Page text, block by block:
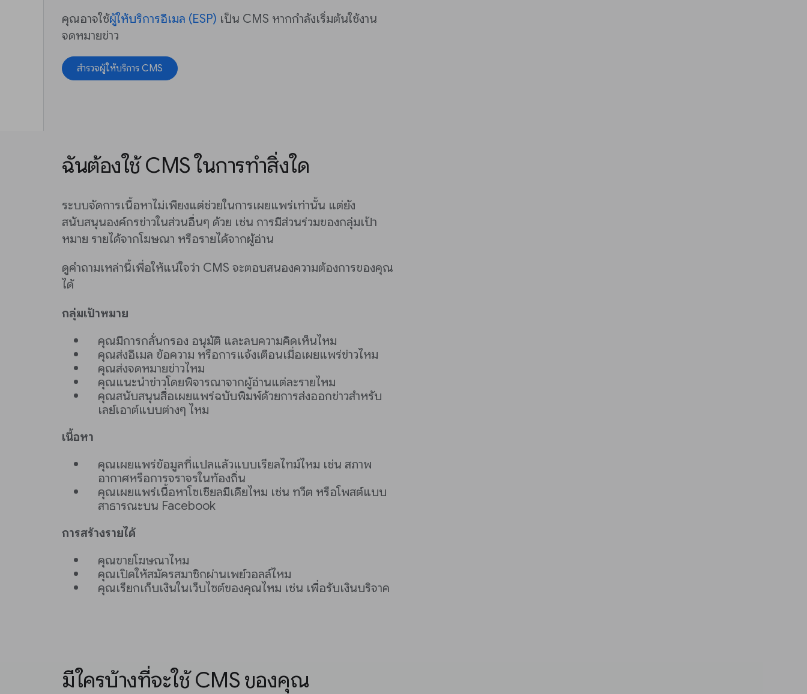
คุณอาจใช้ผู้ให้บริการอีเมล (ESP) เป็น CMS หากกำลังเริ่มต้นใช้งาน
จดหมายข่าว
สำรวจผู้ให้บริการ CMS
ฉันต้องใช้ CMS ในการทำสิ่งใด
ระบบจัดการเนื้อหาไม่เพียงแต่ช่วยในการเผยแพร่เท่านั้น แต่ยัง
สนับสนุนองค์กรข่าวในส่วนอื่นๆ ด้วย เช่น การมีส่วนร่วมของกลุ่มเป้า
หมาย รายได้จากโฆษณา หรือรายได้จากผู้อ่าน
ดูคำถามเหล่านี้เพื่อให้แน่ใจว่า CMS จะตอบสนองความต้องการของคุณ
ได้
กลุ่มเป้าหมาย
คุณมีการกลั่นกรอง อนุมัติ และลบความคิดเห็นไหม
คุณส่งอีเมล ข้อความ หรือการแจ้งเตือนเมื่อเผยแพร่ข่าวไหม
คุณส่งจดหมายข่าวไหม
คุณแนะนำข่าวโดยพิจารณาจากผู้อ่านแต่ละรายไหม
คุณสนับสนุนสื่อเผยแพร่ฉบับพิมพ์ด้วยการส่งออกข่าวสำหรับ
เลย์เอาต์แบบต่างๆ ไหม
เนื้อหา
คุณเผยแพร่ข้อมูลที่แปลแล้วแบบเรียลไทม์ไหม เช่น สภาพ
อากาศหรือการจราจรในท้องถิ่น
คุณเผยแพร่เนื้อหาโซเชียลมีเดียไหม เช่น ทวีต หรือโพสต์แบบ
สาธารณะบน Facebook
การสร้างรายได้
คุณขายโฆษณาไหม
คุณเปิดให้สมัครสมาชิกผ่านเพย์วอลล์ไหม
คุณเรียกเก็บเงินในเว็บไซต์ของคุณไหม เช่น เพื่อรับเงินบริจาค
มีใครบ้างที่จะใช้ CMS ของคุณ